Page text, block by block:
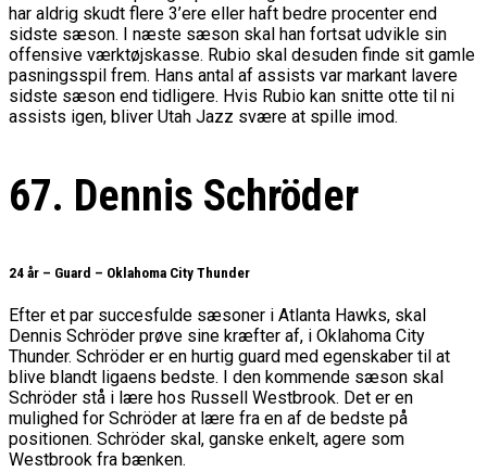
har aldrig skudt flere 3’ere eller haft bedre procenter end
sidste sæson. I næste sæson skal han fortsat udvikle sin
offensive værktøjskasse. Rubio skal desuden finde sit gamle
pasningsspil frem. Hans antal af assists var markant lavere
sidste sæson end tidligere. Hvis Rubio kan snitte otte til ni
assists igen, bliver Utah Jazz svære at spille imod.
67. Dennis Schröder
24 år – Guard – Oklahoma City Thunder
Efter et par succesfulde sæsoner i Atlanta Hawks, skal
Dennis Schröder prøve sine kræfter af, i Oklahoma City
Thunder. Schröder er en hurtig guard med egenskaber til at
blive blandt ligaens bedste. I den kommende sæson skal
Schröder stå i lære hos Russell Westbrook. Det er en
mulighed for Schröder at lære fra en af de bedste på
positionen. Schröder skal, ganske enkelt, agere som
Westbrook fra bænken.